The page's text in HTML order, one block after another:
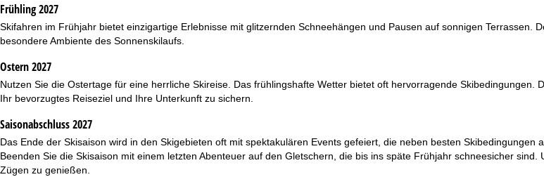
Frühling 2027
Skifahren im Frühjahr bietet einzigartige Erlebnisse mit glitzernden Schneehängen und Pausen auf sonnigen
besondere Ambiente des Sonnenskilaufs.
Ostern 2027
Nutzen Sie die Ostertage für eine herrliche Skireise. Das frühlingshafte Wetter bietet oft hervorragende Skibedingungen.
Ihr bevorzugtes Reiseziel und Ihre Unterkunft zu sichern.
Saisonabschluss 2027
Das Ende der Skisaison wird in den Skigebieten oft mit spektakulären Events gefeiert, die neben besten
Beenden Sie die Skisaison mit einem letzten Abenteuer auf den Gletschern, die bis ins späte Frühjahr schneesicher
Zügen zu genießen.